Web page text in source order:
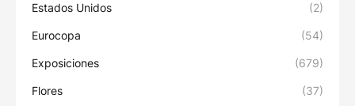
Estados Unidos (2)
Eurocopa (54)
Exposiciones (679)
Flores (37)